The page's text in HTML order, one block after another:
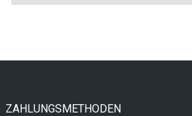
ZAHLUNGSMETHODEN